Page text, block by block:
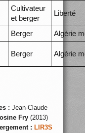
Cultivateur
et berger
Liberté
Berger
Algérie
Berger Algérie
: Jean-Claude
Fry(2013)
: LIR3S